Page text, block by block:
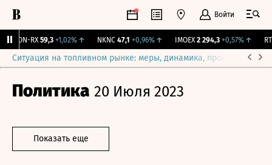
Войти
VEON-RX 59,3 +1,02%↑ NKNC 47,1 +0,96%↑ IMOEX 2 294,3 +0,57%↑ RTSI
Ситуация на топливном рынке: меры, динамика, прогнозы
Политика 20 Июля 2023
Показать еще